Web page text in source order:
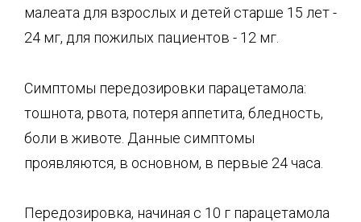
малеата для взрослых и детей старше 15 лет -
24 мг, для пожилых пациентов - 12 мг.
Симптомы передозировки парацетамола:
тошнота, рвота, потеря аппетита, бледность,
боли в животе. Данные симптомы
проявляются, в основном, в первые 24 часа.
Передозировка, начиная с 10 г парацетамола